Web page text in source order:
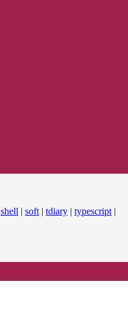
shell | soft | tdiary | typescript |